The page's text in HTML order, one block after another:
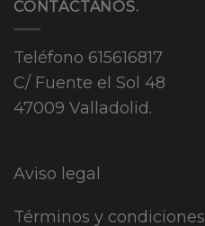
CONTÁCTANOS.
Teléfono 615616817
C/ Fuente el Sol 48
47009 Valladolid.
Aviso legal
Términos y condiciones